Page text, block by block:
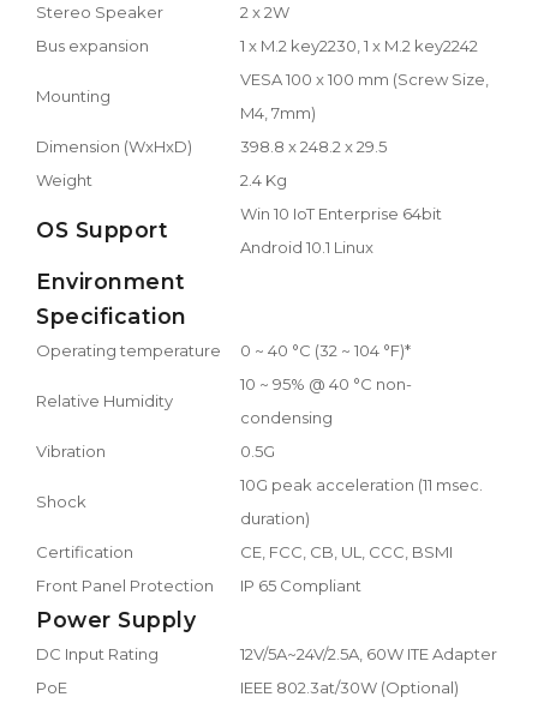
Stereo Speaker
2 x 2W
Bus expansion
1 x M.2 key2230, 1 x M.2 key2242
Mounting
VESA 100 x 100 mm (Screw Size,
M4, 7mm)
Dimension (WxHxD)
398.8 x 248.2 x 29.5
Weight
2.4 Kg
OS Support
Win 10 IoT Enterprise 64bit
Android 10.1 Linux
Environment
Specification
Operating temperature 0 ~ 40 °C (32 ~ 104 °F)*
Relative Humidity
10 ~ 95% @ 40 °C non-
condensing
Vibration
0.5G
Shock
10G peak acceleration (11 msec.
duration)
Certification
CE, FCC, CB, UL, CCC, BSMI
Front Panel Protection
IP 65 Compliant
Power Supply
DC Input Rating
12V/5A~24V/2.5A, 60W ITE Adapter
PoE
IEEE 802.3at/30W (Optional)